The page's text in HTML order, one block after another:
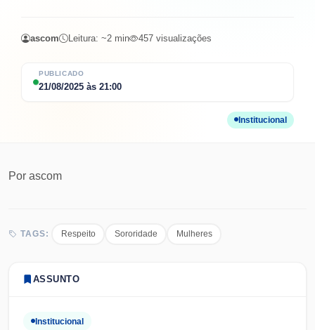
PUBLICADO
21/08/2025 às 21:00
Institucional
ascom Leitura: ~2 min 457 visualizações
Por ascom
TAGS: Respeito Sororidade Mulheres
ASSUNTO
Institucional